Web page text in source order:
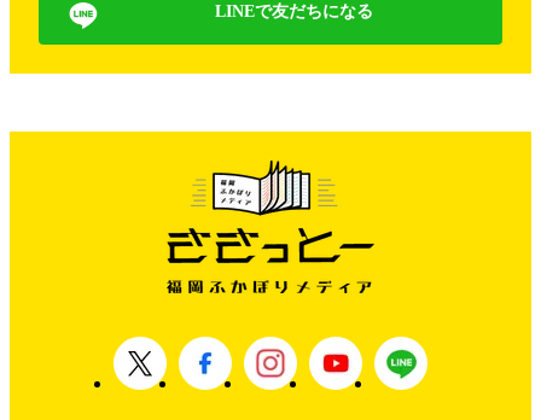
LINEで友だちになる